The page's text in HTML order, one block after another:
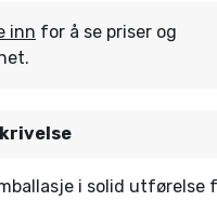
inn for å se priser og
i solid utførelse